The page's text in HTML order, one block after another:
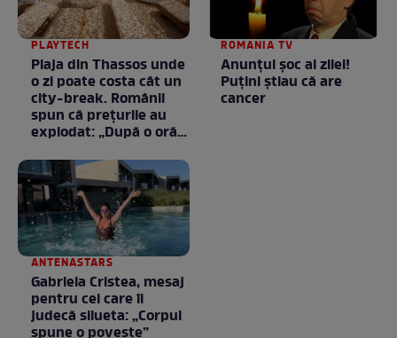
PLAYTECH
Plaja din Thassos unde
o zi poate costa cât un
city-break. Românii
spun că prețurile au
explodat: „După o oră
ROMANIA TV
Anunţul şoc al zilei!
Puţini ştiau că are
cancer
ANTENASTARS
Gabriela Cristea, mesaj
pentru cei care îi
judecă silueta: „Corpul
spune o poveste”